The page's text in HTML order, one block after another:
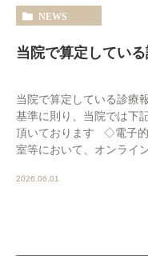
NEWS
当院で算定してい
当院で算定している診療
基準に則り、当院では下
頂いております ◇電子的
室等において、オンライ
2026.06.01